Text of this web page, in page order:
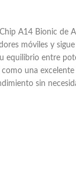
A14 Bionic de
móviles y
equilibrio entre
una
sin